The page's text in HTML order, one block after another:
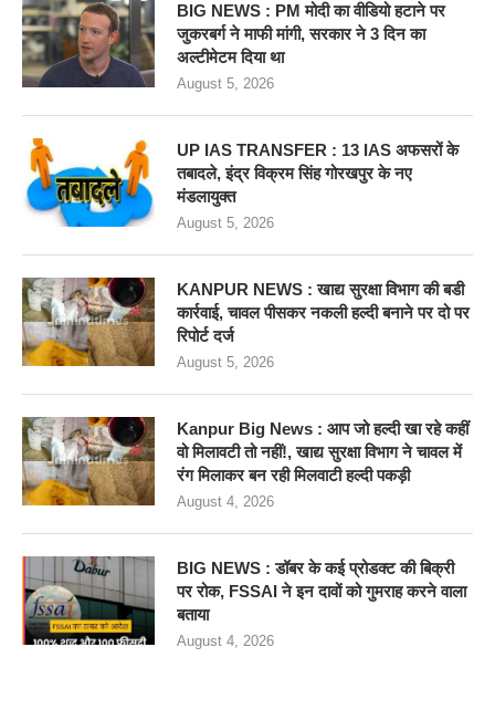
BIG NEWS : PM मोदी का वीडियो हटाने पर
जुकरबर्ग ने माफी मांगी, सरकार ने 3 दिन का
अल्टीमेटम दिया था
August 5, 2026
UP IAS TRANSFER : 13 IAS अफसरों के
तबादले, इंद्र विक्रम सिंह गोरखपुर के नए
मंडलायुक्त
August 5, 2026
KANPUR NEWS : खाद्य सुरक्षा विभाग की बडी
कार्रवाई, चावल पीसकर नकली हल्दी बनाने पर दो पर
रिपोर्ट दर्ज
August 5, 2026
Kanpur Big News : आप जो हल्दी खा रहे कहीं
वो मिलावटी तो नहीं!, खाद्य सुरक्षा विभाग ने चावल में
रंग मिलाकर बन रही मिलवाटी हल्दी पकड़ी
August 4, 2026
BIG NEWS : डॉबर के कई प्रोडक्ट की बिक्री
पर रोक, FSSAI ने इन दावों को गुमराह करने वाला
बताया
August 4, 2026